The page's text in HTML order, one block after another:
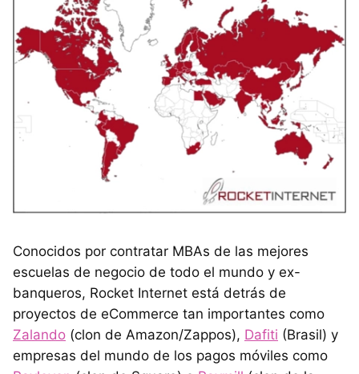
Conocidos por contratar MBAs de las mejores
escuelas de negocio de todo el mundo y ex-
banqueros, Rocket Internet está detrás de
proyectos de eCommerce tan importantes como
Zalando (clon de Amazon/Zappos), Dafiti (Brasil) y
empresas del mundo de los pagos móviles como